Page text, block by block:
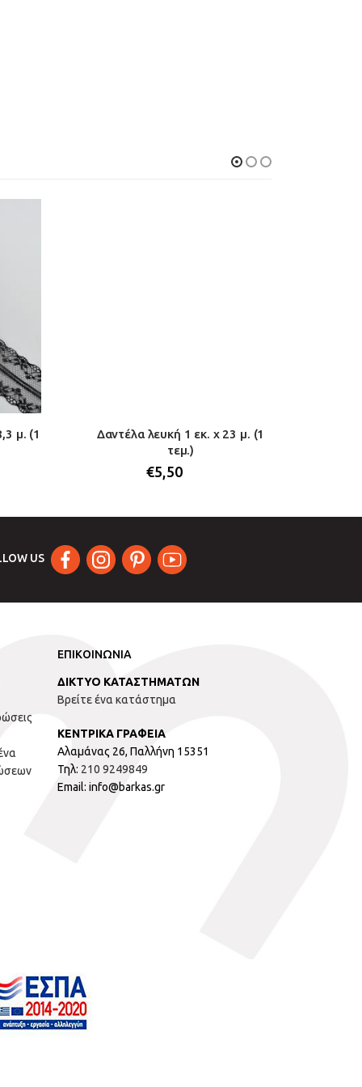
μ. (1
Δαντέλα λευκή 1 εκ. x 23 μ. (1
τεμ.)
€5,50
US
ΕΠΙΚΟΙΝΩΝΙΑ
ΔΙΚΤΥΟ ΚΑΤΑΣΤΗΜΑΤΩΝ
Βρείτε ένα κατάστημα
ΚΕΝΤΡΙΚΑ ΓΡΑΦΕΙΑ
Αλαμάνας 26, Παλλήνη 15351
Τηλ: 210 9249849
Email: info@barkas.gr